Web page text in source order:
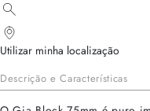
Utilizar minha localização
Descrição e Características